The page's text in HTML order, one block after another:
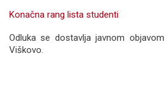
Konačna rang lista studenti
Odluka se dostavlja javnom
Viškovo.